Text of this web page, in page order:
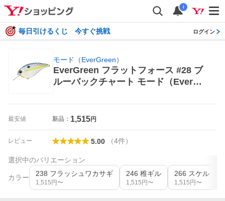
i
毎日引けるくじ 今すぐ挑戦 ログイン
モード（EverGreen）
EverGreen フラットフォース #28 ブ
ルーバックチャート モード（EverGr
最安値 新品： 1,515円
レビュー 5.00 （4件）
選択中のバリエーション
カラー 238 フラッシュワカサギ
1,515 円〜
246 稚ギル
1,515 円〜
266 スケルトン
1,515 円〜